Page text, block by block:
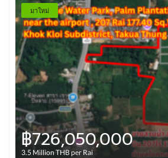
มาใหม่
฿726,050,000
3.5 Million THB per Rai